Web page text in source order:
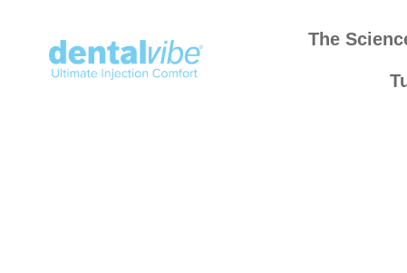
The